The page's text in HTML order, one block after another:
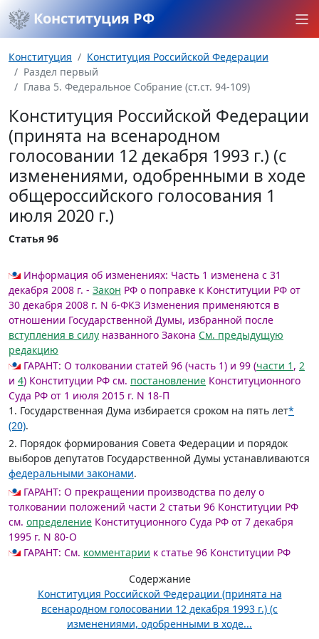
Конституция РФ
Конституция
Конституция Российской Федерации
Раздел первый
Глава 5. Федеральное Собрание (ст.ст. 94-109)
Конституция Российской Федерации
(принята на всенародном
голосовании 12 декабря 1993 г.) (с
изменениями, одобренными в ходе
общероссийского голосования 1
июля 2020 г.)
Статья 96
Информация об изменениях: Часть 1 изменена с 31
декабря 2008 г. - Закон РФ о поправке к Конституции РФ от
30 декабря 2008 г. N 6-ФКЗ Изменения применяются в
отношении Государственной Думы, избранной после
вступления в силу названного Закона См. предыдущую
редакцию
ГАРАНТ: О толковании статей 96 (часть 1) и 99 (части 1 , 2
и 4) Конституции РФ см. постановление Конституционного
Суда РФ от 1 июля 2015 г. N 18-П
1. Государственная Дума избирается сроком на пять лет*
(20).
2. Порядок формирования Совета Федерации и порядок
выборов депутатов Государственной Думы устанавливаются
федеральными законами.
ГАРАНТ: О прекращении производства по делу о
толковании положений части 2 статьи 96 Конституции РФ
см. определение Конституционного Суда РФ от 7 декабря
1995 г. N 80-О
ГАРАНТ: См. комментарии к статье 96 Конституции РФ
Содержание
Конституция Российской Федерации (принята на
всенародном голосовании 12 декабря 1993 г.) (с
изменениями, одобренными в ходе...